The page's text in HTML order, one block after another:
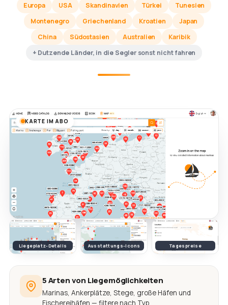
Europa USA Skandinavien Türkei
Tunesien
Montenegro
Griechenland Kroatien
Japan
China
Südostasien Australien
Karibik
+ Dutzende Länder, in die Segler sonst nicht fahren
KARTE IM ABO
Liegeplatz-Details Ausstattungs-Icons Tagespreise
5 Arten von Liegemöglichkeiten
Marinas, Ankerplätze, Stege, große Häfen und
Fischereihäfen — filtere nach Typ.